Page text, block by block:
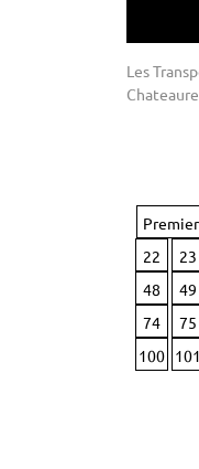
Les
Premier
22
23
48
49
74
75
100 101